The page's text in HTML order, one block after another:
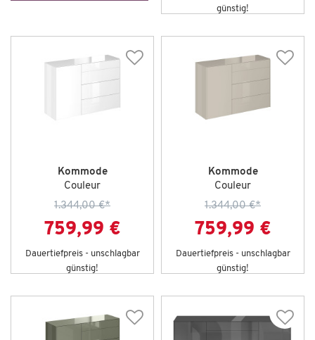
günstig!
Kommode
Couleur
1.344,00 €*
759,99 €
Dauertiefpreis - unschlagbar
günstig!
Kommode
Couleur
1.344,00 €*
759,99 €
Dauertiefpreis - unschlagbar
günstig!